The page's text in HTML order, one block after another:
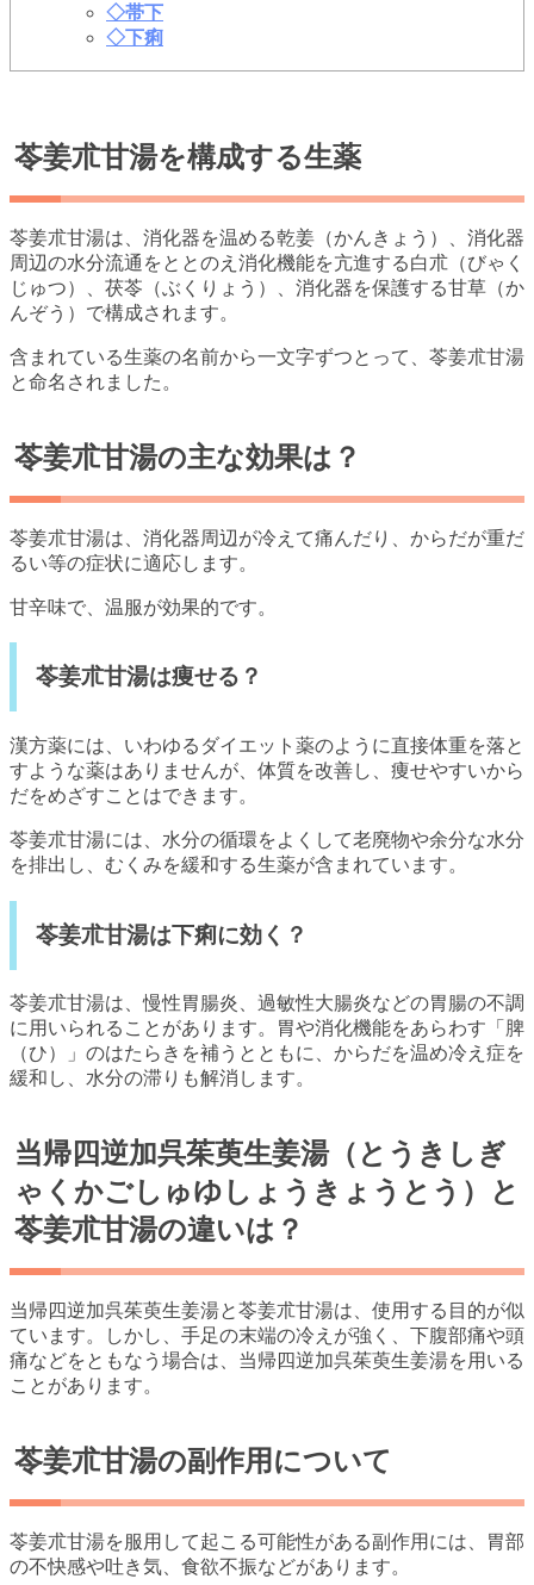
◇帯下
◇下痢
苓姜朮甘湯を構成する生薬
苓姜朮甘湯は、消化器を温める乾姜（かんきょう）、消化器
周辺の水分流通をととのえ消化機能を亢進する白朮（びゃく
じゅつ）、茯苓（ぶくりょう）、消化器を保護する甘草（か
んぞう）で構成されます。
含まれている生薬の名前から一文字ずつとって、苓姜朮甘湯
と命名されました。
苓姜朮甘湯の主な効果は？
苓姜朮甘湯は、消化器周辺が冷えて痛んだり、からだが重だ
るい等の症状に適応します。
甘辛味で、温服が効果的です。
苓姜朮甘湯は痩せる？
漢方薬には、いわゆるダイエット薬のように直接体重を落と
すような薬はありませんが、体質を改善し、痩せやすいから
だをめざすことはできます。
苓姜朮甘湯には、水分の循環をよくして老廃物や余分な水分
を排出し、むくみを緩和する生薬が含まれています。
苓姜朮甘湯は下痢に効く？
苓姜朮甘湯は、慢性胃腸炎、過敏性大腸炎などの胃腸の不調
に用いられることがあります。胃や消化機能をあらわす「脾
（ひ）」のはたらきを補うとともに、からだを温め冷え症を
緩和し、水分の滞りも解消します。
当帰四逆加呉茱萸生姜湯（とうきしぎ
ゃくかごしゅゆしょうきょうとう）と
苓姜朮甘湯の違いは？
当帰四逆加呉茱萸生姜湯と苓姜朮甘湯は、使用する目的が似
ています。しかし、手足の末端の冷えが強く、下腹部痛や頭
痛などをともなう場合は、当帰四逆加呉茱萸生姜湯を用いる
ことがあります。
苓姜朮甘湯の副作用について
苓姜朮甘湯を服用して起こる可能性がある副作用には、胃部
の不快感や吐き気、食欲不振などがあります。